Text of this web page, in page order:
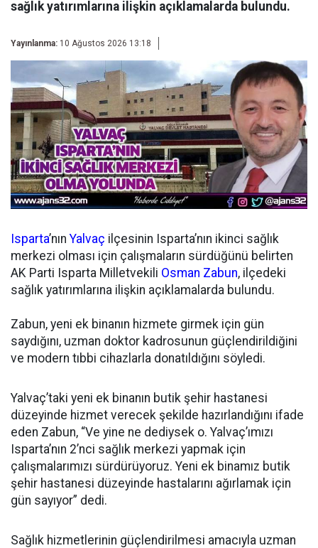
sağlık yatırımlarına ilişkin açıklamalarda bulundu.
Yayınlanma: 10 Ağustos 2026 13:18
Isparta’nınYalvaç ilçesinin Isparta’nın ikinci sağlık
merkezi olması için çalışmaların sürdüğünü belirten
AK Parti Isparta Milletvekili Osman Zabun, ilçedeki
sağlık yatırımlarına ilişkin açıklamalarda bulundu.
Zabun, yeni ek binanın hizmete girmek için gün
saydığını, uzman doktor kadrosunun güçlendirildiğini
ve modern tıbbi cihazlarla donatıldığını söyledi.
Yalvaç’taki yeni ek binanın butik şehir hastanesi
düzeyinde hizmet verecek şekilde hazırlandığını ifade
eden Zabun, “Ve yine ne dediysek o. Yalvaç’ımızı
Isparta’nın 2’nci sağlık merkezi yapmak için
çalışmalarımızı sürdürüyoruz. Yeni ek binamız butik
şehir hastanesi düzeyinde hastalarını ağırlamak için
gün sayıyor” dedi.
Sağlık hizmetlerinin güçlendirilmesi amacıyla uzman